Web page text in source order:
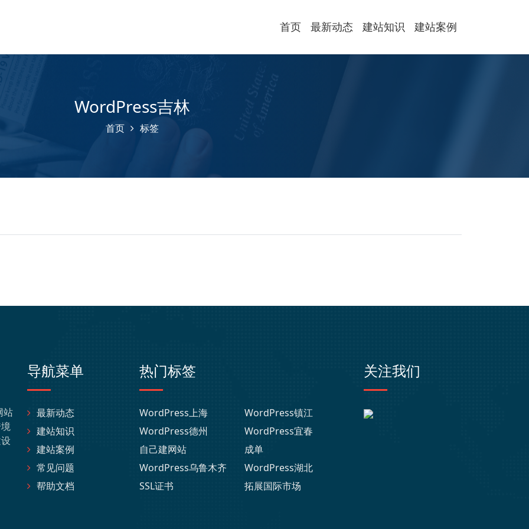
首页 最新动态 建站知识 建站案例
WordPress吉林
首页 标签
站
导航菜单
最新动态
建站知识
建站案例
常见问题
帮助文档
热门标签
WordPress上海
WordPress镇江
WordPress德州
WordPress宜春
自己建网站
成单
WordPress乌鲁木齐
WordPress湖北
SSL证书
拓展国际市场
关注我们